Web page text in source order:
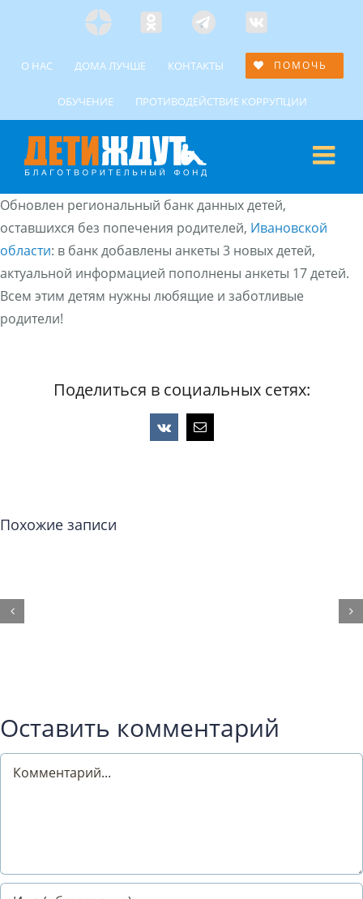
ЯндексОдноклассники
Telegramm
Custom
О НАС ДОМА ЛУЧШЕ КОНТАКТЫ ПОМОЧЬ
ОБУЧЕНИЕ ПРОТИВОДЕЙСТВИЕ КОРРУПЦИИ
Обновлен региональный банк данных детей,
оставшихся без попечения родителей, Ивановской
области: в банк добавлены анкеты 3 новых детей,
актуальной информацией пополнены анкеты 17 детей.
Всем этим детям нужны любящие и заботливые
родители!
Поделиться в социальных сетях:
Vk Email
Похожие записи
Оставить комментарий
Comment